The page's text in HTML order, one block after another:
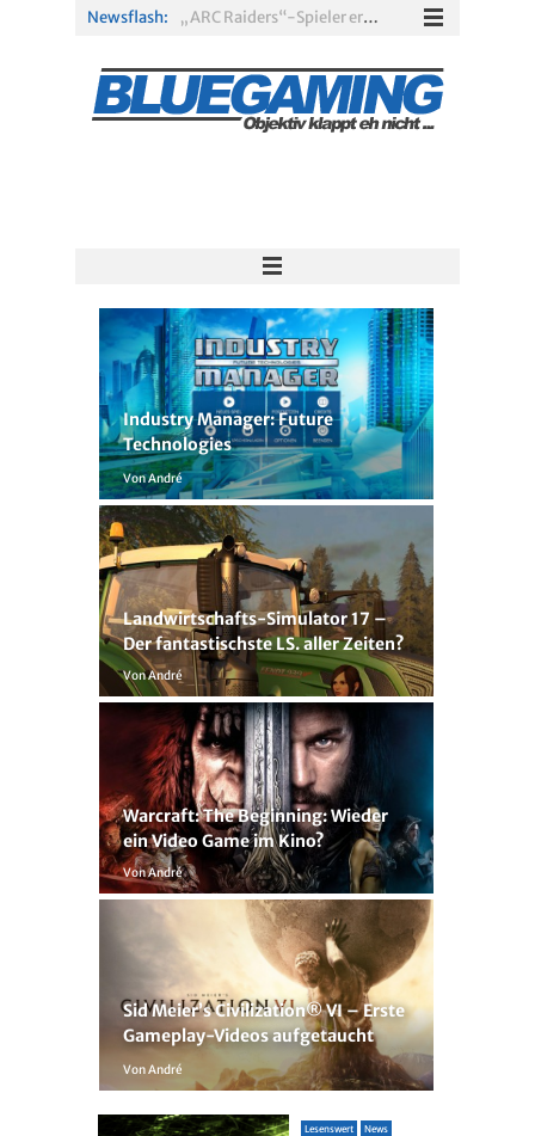
Newsflash:
„ARC Raiders“-Spieler erhalten exklusives Outfit für „The Finals“
PS5-Disc vor dem Aus: Warum der Fan-Protest gegen Sony ins Leere läuft
„Borderlands 4“ trifft „Subnautica“: Kostenloses Update schickt euch in die Tiefsee
Xbox Game Pass: Diese neuen Spiele erscheinen im August 2026
Industry Manager: Future
Technologies
Von André
Landwirtschafts-Simulator 17 –
Der fantastischste LS. aller Zeiten?
Von André
Warcraft: The Beginning: Wieder
ein Video Game im Kino?
Von André
Sid Meier’s Civilization® VI – Erste
Gameplay-Videos aufgetaucht
Von André
Lesenswert News